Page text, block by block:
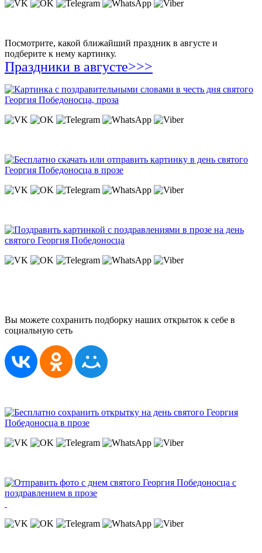
Посмотрите, какой ближайший праздник в августе и
подберите к нему картинку.
Праздники в августе>>>
Вы можете сохранить подборку наших открыток к себе в
социальную сеть